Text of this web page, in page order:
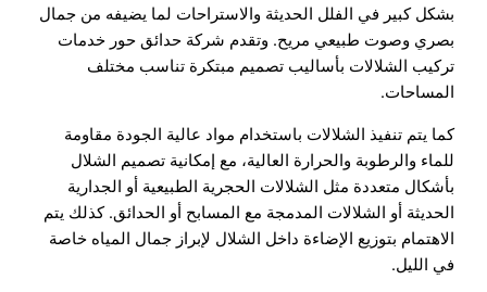
بشكل كبير في الفلل الحديثة والاستراحات لما يضيفه من جمال
بصري وصوت طبيعي مريح. وتقدم شركة حدائق حور خدمات
تركيب الشلالات بأساليب تصميم مبتكرة تناسب مختلف
المساحات.
كما يتم تنفيذ الشلالات باستخدام مواد عالية الجودة مقاومة
للماء والرطوبة والحرارة العالية، مع إمكانية تصميم الشلال
بأشكال متعددة مثل الشلالات الحجرية الطبيعية أو الجدارية
الحديثة أو الشلالات المدمجة مع المسابح أو الحدائق. كذلك يتم
الاهتمام بتوزيع الإضاءة داخل الشلال لإبراز جمال المياه خاصة
في الليل.